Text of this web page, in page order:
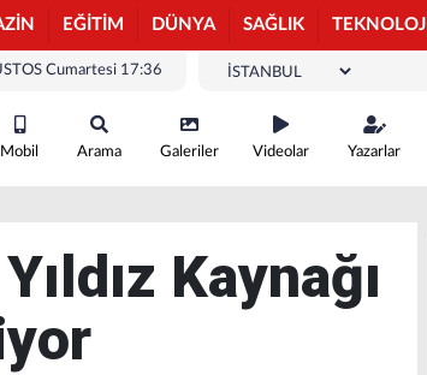
EĞİTİM DÜNYA SAĞLIK TEKNOLOJİ
Cumartesi 17:36
Mobil Arama Galeriler Videolar Yazarlar
Kaynağı